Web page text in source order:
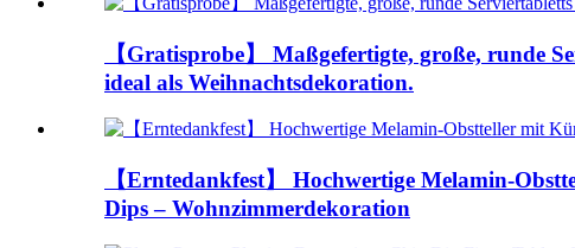
【Gratisprobe】 Maßgefertigte, große, runde
ideal als Weihnachtsdekoration.
【Erntedankfest】 Hochwertige Melamin-
Dips – Wohnzimmerdekoration